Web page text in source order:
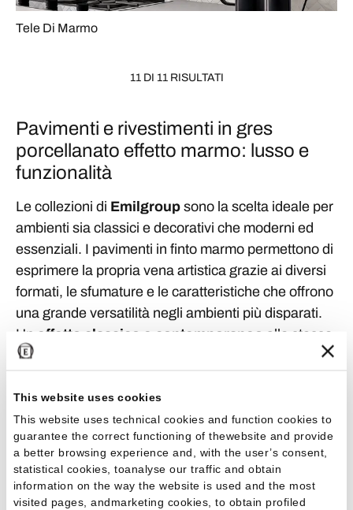
This website uses cookies
This website uses technical cookies and function cookies to
guarantee the correct functioning of thewebsite and provide
a better browsing experience and, with the user’s consent,
statistical cookies, toanalyse our traffic and obtain
information on the way the website is used and the most
visited pages, andmarketing cookies, to obtain profiled
Tele Di Marmo
11 DI 11 RISULTATI
Pavimenti e rivestimenti in gres
porcellanato effetto marmo: lusso e
funzionalità
Le collezioni di Emilgroup sono la scelta ideale per
ambienti sia classici e decorativi che moderni ed
essenziali. I pavimenti in finto marmo permettono di
esprimere la propria vena artistica grazie ai diversi
formati, le sfumature e le caratteristiche che offrono
una grande versatilità negli ambienti più disparati.
Un effetto classico e contemporaneo allo stesso
tempo, con la garanzia di un
materiale resistente
Oltre alle piastrelle per uso interno, le piastrelle con
unospessore di 20 mm sono adatte a molteplici
applicazioni anche ad uso esterno , come
terrazzi, balconi o giardini, ma anche a luoghi di
interesse pubblico, come camminamenti, spiagge,